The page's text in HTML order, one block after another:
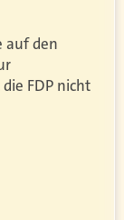
auf den
FDP nicht